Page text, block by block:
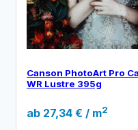
Canson PhotoArt Pro
WR Lustre 395g
ab 27,34 € / m2